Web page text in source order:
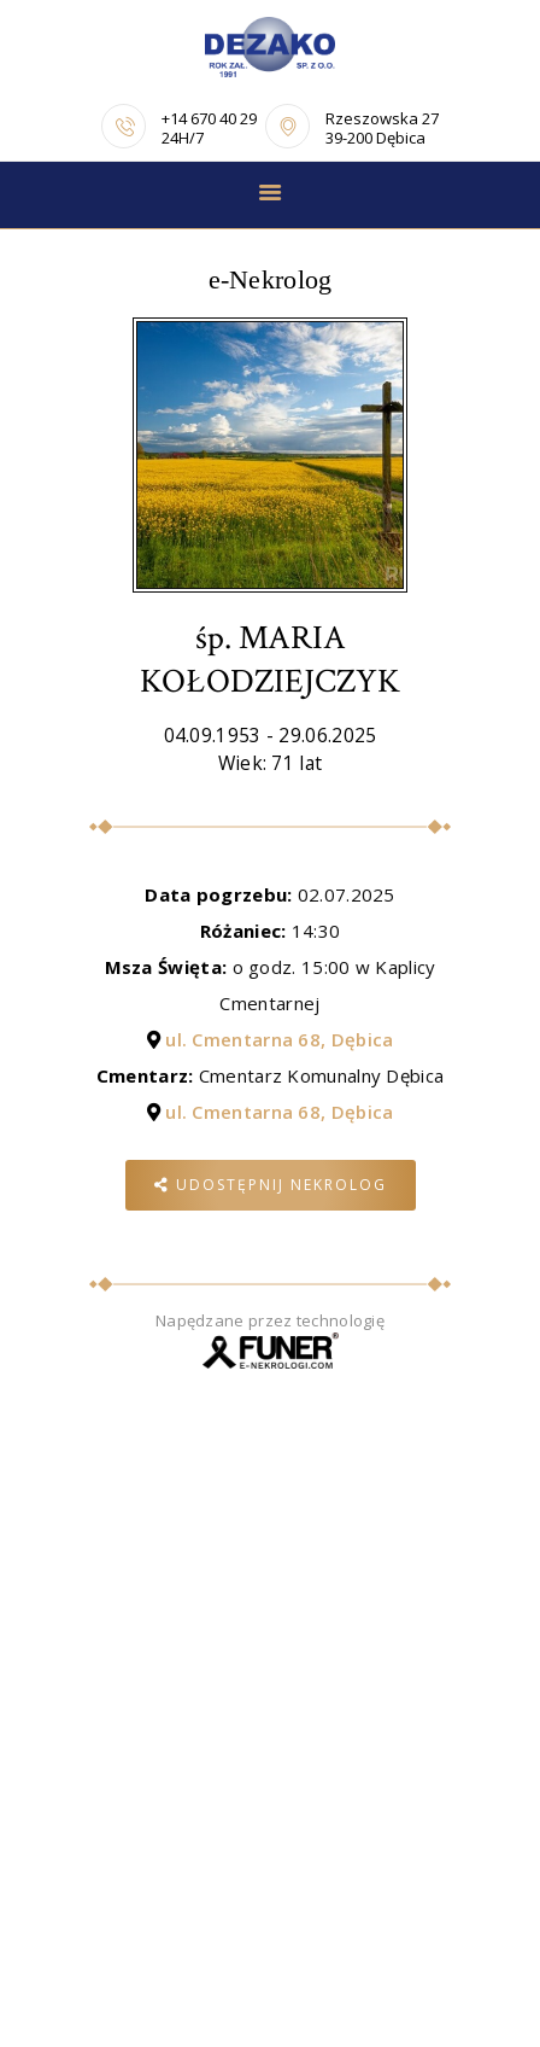
+14 670 40 29
24H/7
Rzeszowska 27
39-200 Dębica
STRONA GŁÓWNA
OFERTA
PORADNIK
POGRZEBOWY
OPINIE
KONTAKT
e-Nekrolog
śp. MARIA
KOŁODZIEJCZYK
04.09.1953 - 29.06.2025
Wiek: 71 lat
Data pogrzebu: 02.07.2025
Różaniec: 14:30
Msza Święta: o godz. 15:00 w Kaplicy
Cmentarnej
ul. Cmentarna 68, Dębica
Cmentarz: Cmentarz Komunalny Dębica
ul. Cmentarna 68, Dębica
UDOSTĘPNIJ NEKROLOG
Napędzane przez technologię